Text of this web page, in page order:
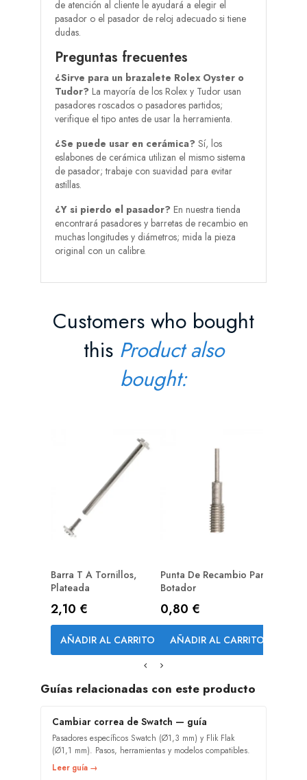
de atención al cliente le ayudará a elegir el
pasador o el pasador de reloj adecuado si tiene
dudas.
Preguntas frecuentes
¿Sirve para un brazalete Rolex Oyster o
Tudor? La mayoría de los Rolex y Tudor usan
pasadores roscados o pasadores partidos;
verifique el tipo antes de usar la herramienta.
¿Se puede usar en cerámica? Sí, los
eslabones de cerámica utilizan el mismo sistema
de pasador; trabaje con suavidad para evitar
astillas.
¿Y si pierdo el pasador? En nuestra tienda
encontrará pasadores y barretas de recambio en
muchas longitudes y diámetros; mida la pieza
original con un calibre.
Customers who bought
this Product also
bought:
Barra T A Tornillos,
Plateada
Precio
2,10 €
AÑADIR AL CARRITO
Punta De Recambio Para
Botador
Precio
0,80 €
AÑADIR AL CARRITO
Guías relacionadas con este producto
Cambiar correa de Swatch — guía
Pasadores específicos Swatch (Ø1,3 mm) y Flik Flak
(Ø1,1 mm). Pasos, herramientas y modelos compatibles.
Leer guía →